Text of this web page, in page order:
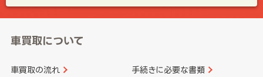
車買取について
車買取の流れ 手続きに必要な書類